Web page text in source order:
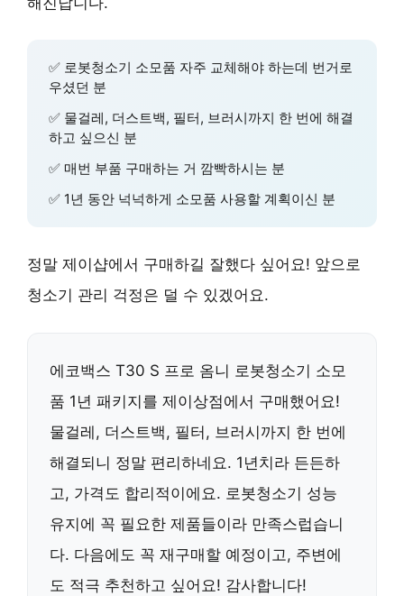
✅ 로봇청소기 소모품 자주 교체해야 하는데 번거로
우셨던 분
✅ 물걸레, 더스트백, 필터, 브러시까지 한 번에 해결
하고 싶으신 분
✅ 매번 부품 구매하는 거 깜빡하시는 분
✅ 1년 동안 넉넉하게 소모품 사용할 계획이신 분
정말 제이샵에서 구매하길 잘했다 싶어요! 앞으로
청소기 관리 걱정은 덜 수 있겠어요.
에코백스 T30 S 프로 옴니 로봇청소기 소모
품 1년 패키지를 제이상점에서 구매했어요!
물걸레, 더스트백, 필터, 브러시까지 한 번에
해결되니 정말 편리하네요. 1년치라 든든하
고, 가격도 합리적이에요. 로봇청소기 성능
유지에 꼭 필요한 제품들이라 만족스럽습니
다. 다음에도 꼭 재구매할 예정이고, 주변에
도 적극 추천하고 싶어요! 감사합니다!